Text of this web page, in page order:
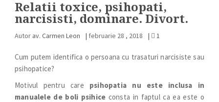
Relatii toxice, psihopati,
narcisisti, dominare. Divort.
Autor av. Carmen Leon | februarie 28 , 2018 | 1
Cum putem identifica o persoana cu trasaturi narcisiste sau
psihopatice?
Motivul pentru care psihopatia nu este inclusa in
manualele de boli psihice consta in faptul ca ea este o